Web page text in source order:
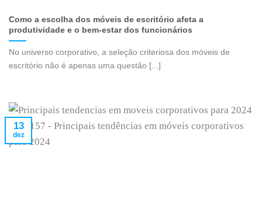
Como a escolha dos móveis de escritório afeta a
produtividade e o bem-estar dos funcionários
No universo corporativo, a seleção criteriosa dos móveis de
escritório não é apenas uma questão [...]
13
dez